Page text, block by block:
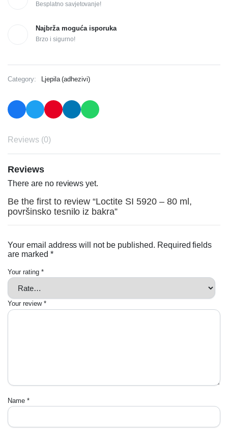
Besplatno savjetovanje!
Najbrža moguća isporuka
Brzo i sigurno!
Category: Ljepila (adhezivi)
Reviews (0)
Reviews
There are no reviews yet.
Be the first to review “Loctite SI 5920 – 80 ml,
površinsko tesnilo iz bakra”
Your email address will not be published. Required fields
are marked *
Your rating *
Your review *
Name *